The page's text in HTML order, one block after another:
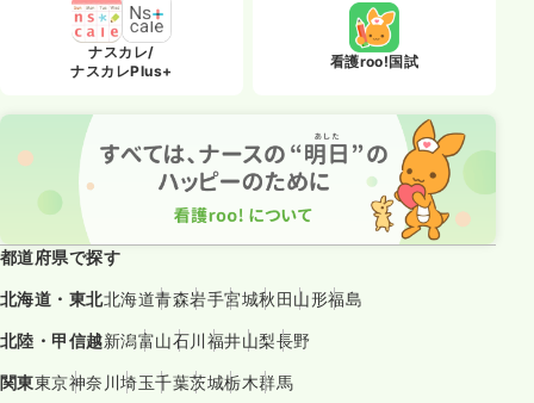
ナスカレ/
ナスカレPlus+
看護roo!国試
都道府県で探す
北海道・東北北海道青森岩手宮城秋田山形福島
北陸・甲信越新潟富山石川福井山梨長野
関東東京神奈川埼玉千葉茨城栃木群馬